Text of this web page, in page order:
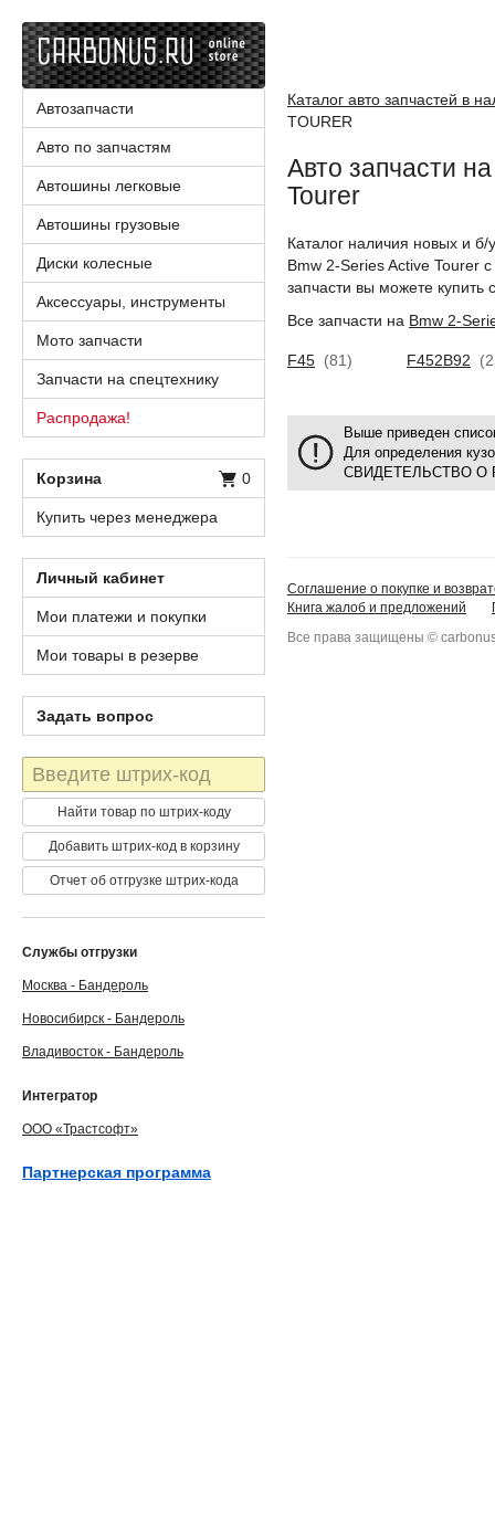
Каталог авто запчастей в
TOURER
Авто запчасти
Tourer
Каталог наличия новых и б/
Bmw 2-Series Active Tourer
запчасти вы можете купить
Все запчасти на Bmw 2-
F45 (81) F452B92
Выше приведен
Для определения
СВИДЕТЕЛЬСТВО О
Автозапчасти
Авто по запчастям
Автошины легковые
Автошины грузовые
Диски колесные
Аксессуары, инструменты
Мото запчасти
Запчасти на спецтехнику
Распродажа!
Корзина 0
Купить через менеджера
Личный кабинет
Мои платежи и покупки
Мои товары в резерве
Задать вопрос
Штрих-
код
Найти товар по штрих-коду
Добавить штрих-код в корзину
Отчет об отгрузке штрих-кода
Службы отгрузки
Москва - Бандероль
Новосибирск - Бандероль
Владивосток - Бандероль
Интегратор
ООО «Трастсофт»
Партнерская программа
Соглашение о покупке и
Книга жалоб и предложений
Все права защищены ©